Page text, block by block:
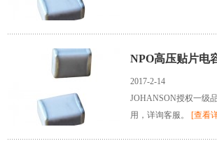
NPO高压贴片电
2017-2-14
JOHANSON授权一级
用，详询客服。 [查看